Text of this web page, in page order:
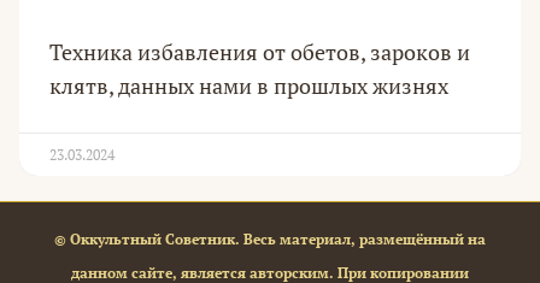
Техника избавления от обетов, зароков и
клятв, данных нами в прошлых жизнях
23.03.2024
© Оккультный Советник. Весь материал, размещённый на
данном сайте, является авторским. При копировании